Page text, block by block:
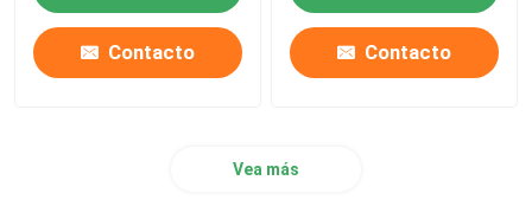
Contacto Contacto
Vea más